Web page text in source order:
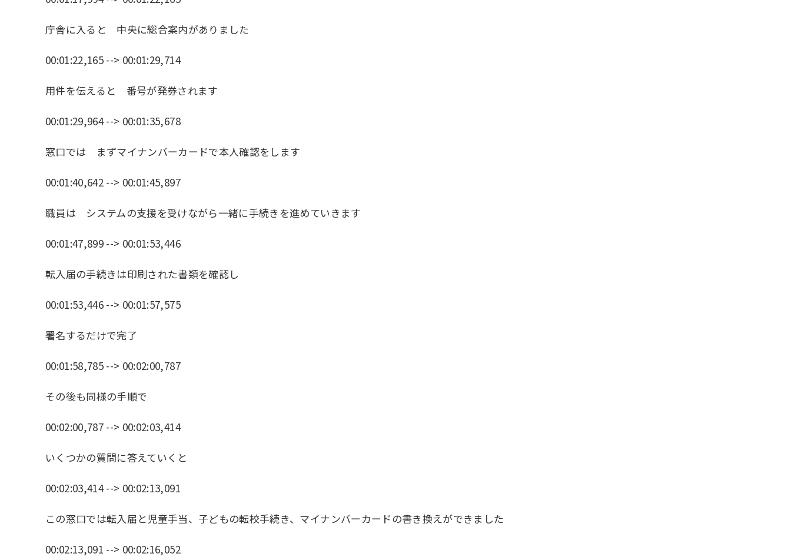
庁舎に入ると 中央に総合案内がありました
00:01:22,165 --> 00:01:29,714
用件を伝えると 番号が発券されます
00:01:29,964 --> 00:01:35,678
窓口では まずマイナンバーカードで本人確認をします
00:01:40,642 --> 00:01:45,897
職員は システムの支援を受けながら一緒に手続きを進めていきます
00:01:47,899 --> 00:01:53,446
転入届の手続きは印刷された書類を確認し
00:01:53,446 --> 00:01:57,575
署名するだけで完了
00:01:58,785 --> 00:02:00,787
その後も同様の手順で
00:02:00,787 --> 00:02:03,414
いくつかの質問に答えていくと
00:02:03,414 --> 00:02:13,091
この窓口では転入届と児童手当、子どもの転校手続き、マイナンバーカードの書き換えができました
00:02:13,091 --> 00:02:16,052